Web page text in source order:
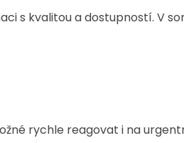
s kvalitou a dostupností. V
rychle reagovat i na